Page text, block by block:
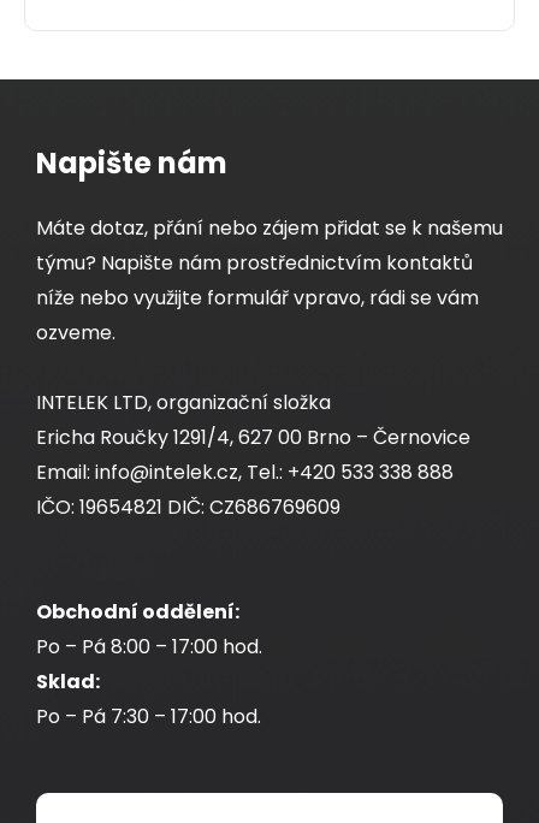
Napište nám
Máte dotaz, přání nebo zájem přidat se k našemu
týmu? Napište nám prostřednictvím kontaktů
níže nebo využijte formulář vpravo, rádi se vám
ozveme.
INTELEK LTD, organizační složka
Ericha Roučky 1291/4, 627 00 Brno – Černovice
Email: info@intelek.cz, Tel.: +420 533 338 888
IČO: 19654821 DIČ: CZ686769609
Obchodní oddělení:
Po – Pá 8:00 – 17:00 hod.
Sklad:
Po – Pá 7:30 – 17:00 hod.